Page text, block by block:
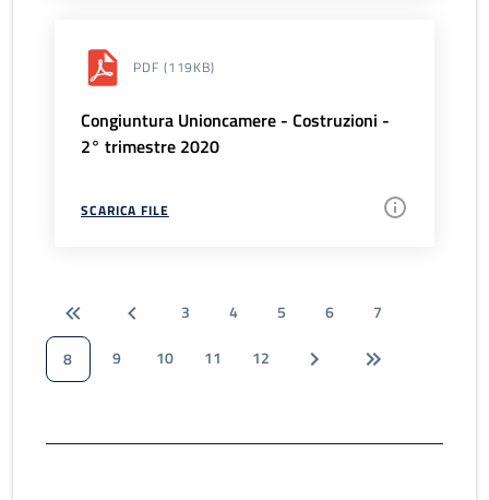
PDF (119KB)
Congiuntura Unioncamere - Costruzioni -
2° trimestre 2020
SCARICA FILE
3 4 5 6
7
8
9 10 11 12